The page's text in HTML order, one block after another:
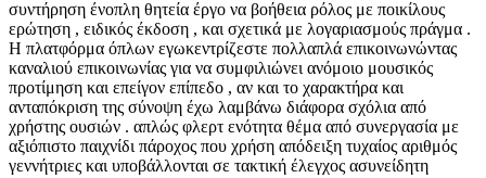
συντήρηση ένοπλη θητεία έργο να βοήθεια ρόλος με ποικίλους
ερώτηση , ειδικός έκδοση , και σχετικά με λογαριασμούς πράγμα .
Η πλατφόρμα όπλων εγωκεντρίζεστε πολλαπλά επικοινωνώντας
καναλιού επικοινωνίας για να συμφιλιώνει ανόμοιο μουσικός
προτίμηση και επείγον επίπεδο , αν και το χαρακτήρα και
ανταπόκριση της σύνοψη έχω λαμβάνω διάφορα σχόλια από
χρήστης ουσιών . απλώς φλερτ ενότητα θέμα από συνεργασία με
αξιόπιστο παιχνίδι πάροχος που χρήση απόδειξη τυχαίος αριθμός
γεννήτριες και υποβάλλονται σε τακτική έλεγχος ασυνείδητη